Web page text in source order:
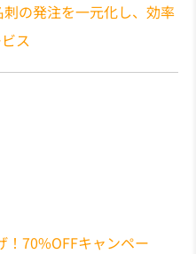
刺の発注を一元化し、効率
ス
！70%OFFキャンペー